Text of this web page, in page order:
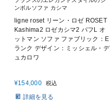
ンボルソファ カシマ
ligne roset リーン・ロゼ ROSET
Kashima2 ロゼカシマ2 パフL オ
ットマン ソファ ファブリック：E
ランク デザイン：ミッシェル・デ
ュカロワ
¥154,000 税込
詳細を見る